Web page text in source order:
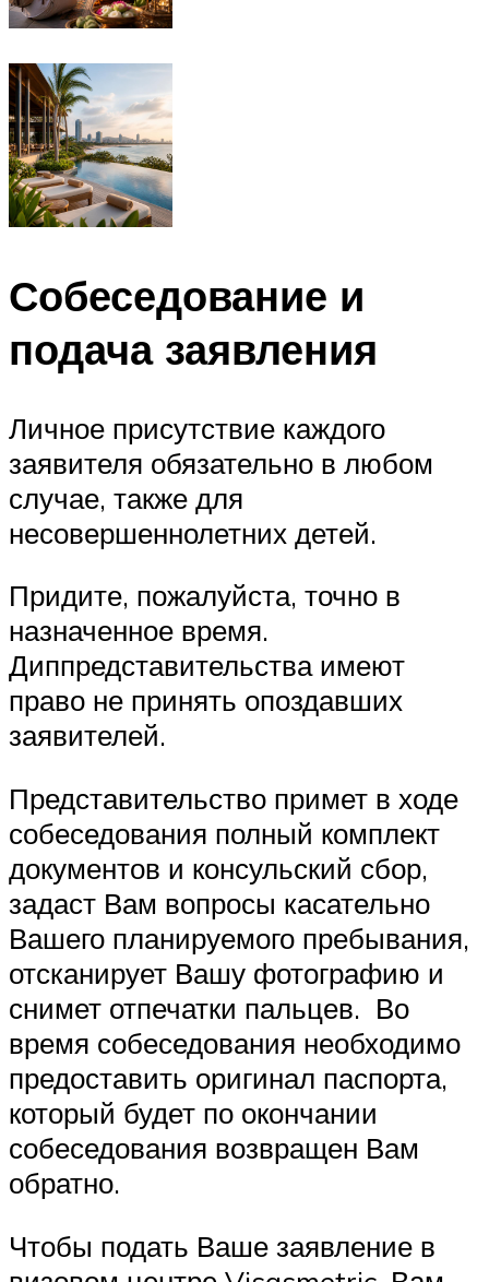
Собеседование и
подача заявления
Личное присутствие каждого
заявителя обязательно в любом
случае, также для
несовершеннолетних детей.
Придите, пожалуйста, точно в
назначенное время.
Диппредставительства имеют
право не принять опоздавших
заявителей.
Представительство примет в ходе
собеседования полный комплект
документов и консульский сбор,
задаст Вам вопросы касательно
Вашего планируемого пребывания,
отсканирует Вашу фотографию и
снимет отпечатки пальцев. Во
время собеседования необходимо
предоставить оригинал паспорта,
который будет по окончании
собеседования возвращен Вам
обратно.
Чтобы подать Ваше заявление в